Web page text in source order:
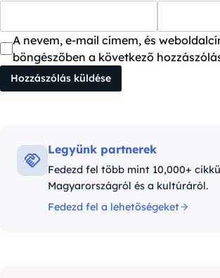
A nevem, e-mail címem, és
böngészőben a következő
Legyünk partnerek
Fedezd fel több mint 10,000+
Magyarországról és a kultúráról.
Fedezd fel a lehetőségeket